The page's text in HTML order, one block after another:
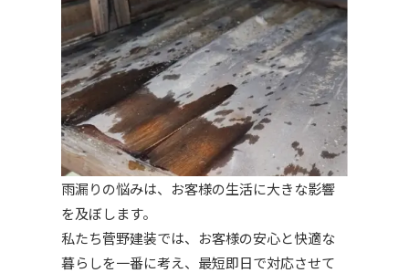
雨漏りの悩みは、お客様の生活に大きな影響
を及ぼします。
私たち菅野建装では、お客様の安心と快適な
暮らしを一番に考え、最短即日で対応させて